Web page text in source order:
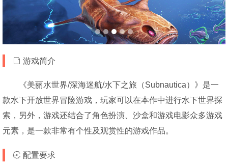
游戏简介
《美丽水世界/深海迷航/水下之旅（Subnautica）》是一
款水下开放世界冒险游戏，玩家可以在本作中进行水下世界探
索，另外，游戏还结合了角色扮演、沙盒和游戏电影众多游戏
元素，是一款非常有个性及观赏性的游戏作品。
配置要求